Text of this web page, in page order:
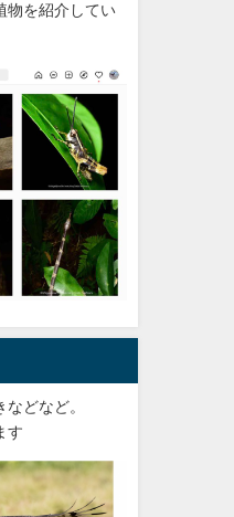
物を紹介してい
どなど。
す